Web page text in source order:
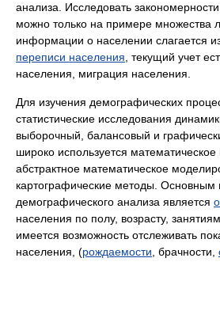
анализа. Исследовать
можно только на примере множества
информации о населении слагается
переписи населения , текущий учет
населения, миграция населения.
Для изучения демографических
статистические исследования
выборочный, балансовый и
широко используется
абстрактное математическое
картографические методы. Основным
демографического анализа является
населения по полу, возрасту,
имеется возможность отслеживать
населения, (рождаемости , брачности,